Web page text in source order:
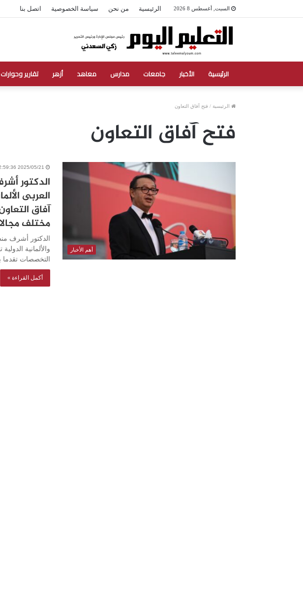
السبت, أغسطس 8 2026 الرئيسية من نحن سياسة الخصوصية اتصل بنا
الرئيسية الأخبار جامعات مدارس معاهد أزهر تقارير وحوارات
الرئيسية / فتح آفاق التعاون
فتح آفاق التعاون
أهم الأخبار
2025/05/21 2:59:36 مساءً
الدكتور
العربى
آفاق
مختلف
الدكتور أشرف
والألمانية
التخصصات تقدما
أكمل القراءة »